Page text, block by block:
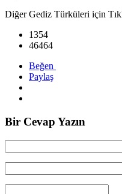
Diğer Gediz Türküleri için
1354
46464
Beğen
Paylaş
Bir Cevap Yazın